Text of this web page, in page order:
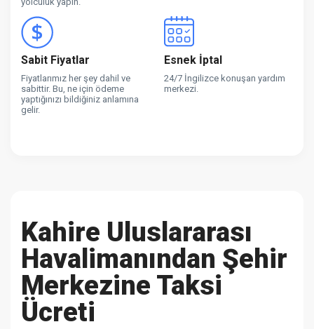
Sabit Fiyatlar
Fiyatlarımız her şey dahil ve
sabittir. Bu, ne için ödeme
yaptığınızı bildiğiniz anlamına
gelir.
Esnek İptal
24/7 İngilizce konuşan yardım
merkezi.
Kahire Uluslararası
Havalimanından Şehir
Merkezine Taksi
Ücreti